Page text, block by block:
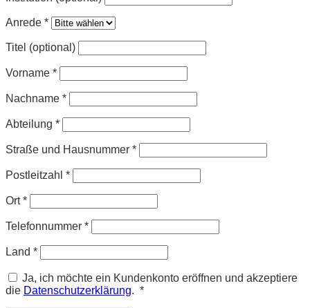
Anrede *
Titel (optional)
Vorname *
Nachname *
Abteilung *
Straße und Hausnummer *
Postleitzahl *
Ort*
Telefonnummer *
Land *
Ja, ich möchte ein Kundenkonto eröffnen und akzeptiere
die Datenschutzerklärung. *Erforderlich